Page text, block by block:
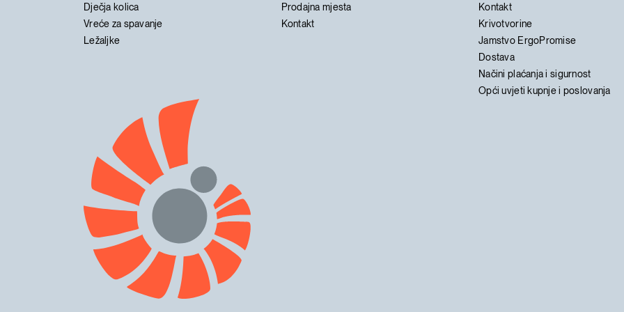
Dječja kolica
Vreće za spavanje
Ležaljke
Prodajna mjesta
Kontakt
Kontakt
Krivotvorine
Jamstvo ErgoPromise
Dostava
Načini plaćanja i sigurnost
Opći uvjeti kupnje i poslovanja